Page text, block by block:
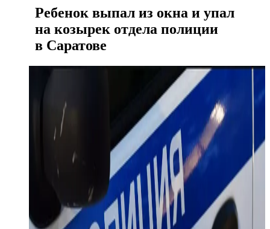
Ребенок выпал из окна и упал
на козырек отдела полиции
в Саратове